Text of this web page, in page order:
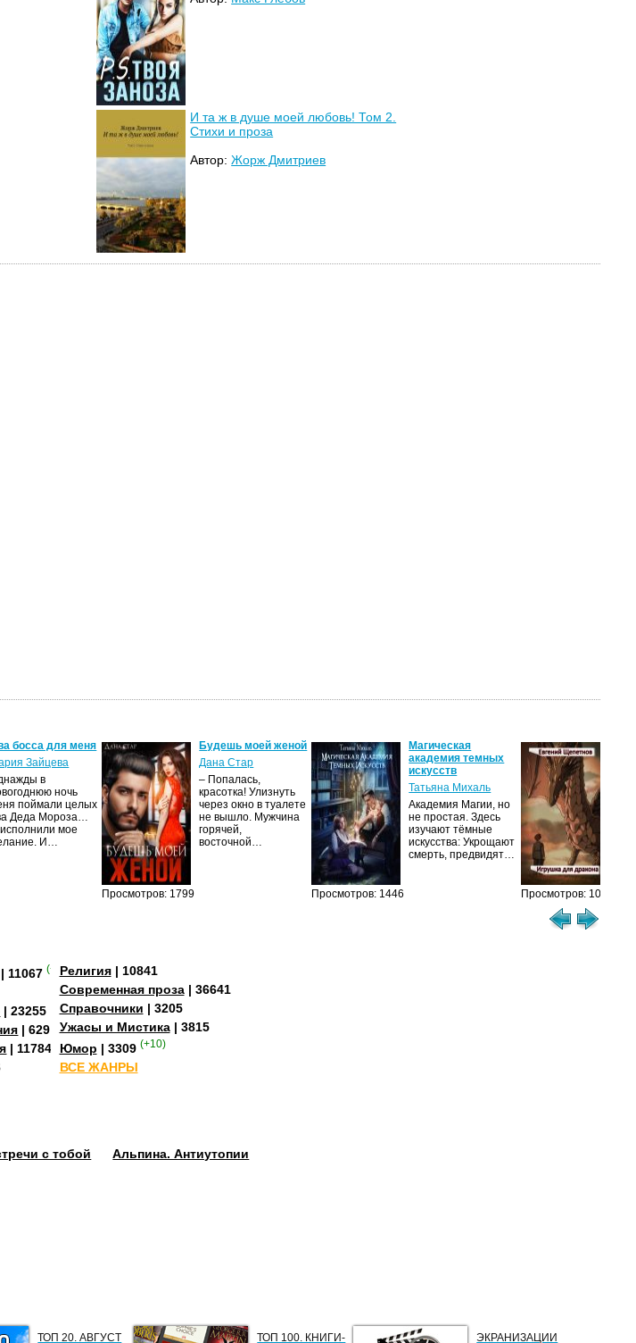
И та ж в душе моей любовь! Том 2.
Стихи и проза
Автор:Жорж Дмитриев
босса для меня
Зайцева
в
ночь
поймали целых
Деда Мороза…
мое
И…
Просмотров: 1799
Будешь моей женой
Дана Стар
– Попалась,
красотка! Улизнуть
через окно в туалете
не вышло. Мужчина
горячей,
восточной…
Просмотров: 1446
Магическая
академия темных
искусств
Татьяна Михаль
Академия Магии, но
не простая. Здесь
изучают тёмные
искусства: Укрощают
смерть, предвидят…
Просмотров: 1077
| 11067 (+4)
| 23255
| 629
| 11784
Религия| 10841
Современная проза| 36641
Справочники | 3205
Ужасы и Мистика| 3815
Юмор | 3309 (+10)
ВСЕ ЖАНРЫ
с тобой
Альпина. Антиутопии
ТОП 20. АВГУСТ ТОП 100. КНИГИ- ЭКРАНИЗАЦИИ